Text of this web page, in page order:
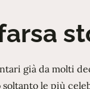
già da molti
soltanto le più